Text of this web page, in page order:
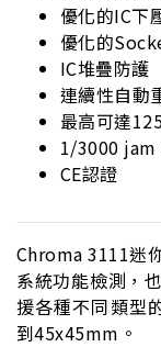
優化的IC下
優化的
IC堆疊防護
連續性自動
最高可達
1/3000
CE認證
Chroma 3111迷
系統功能檢測，
援各種不同類型
到45x45mm。